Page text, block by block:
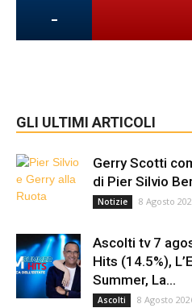
-
GLI ULTIMI ARTICOLI
Gerry Scotti
di Pier Silvio
Notizie 8 Agosto
Ascolti tv 7
Hits (14.5%),
Summer, La...
Ascolti 8 Agosto